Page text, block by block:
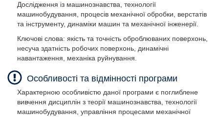
Дослідження із машинознавства, технології
машинобудування, процесів механічної обробки, верстатів
та інструменту, динаміки машин та механічної інженерії.
Ключові слова: якість та точність оброблюваних поверхонь,
несуча здатність робочих поверхонь, динамічні
навантаження, механіка руйнування.
Особливості та відмінності програми
Характерною особливістю даної програми є поглиблене
вивчення дисциплін з теорії машинознавства, технології
машинобудування, управління процесами механічної